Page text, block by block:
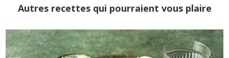
Autres recettes qui pourraient vous plaire